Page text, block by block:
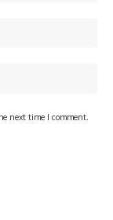
next time I comment.